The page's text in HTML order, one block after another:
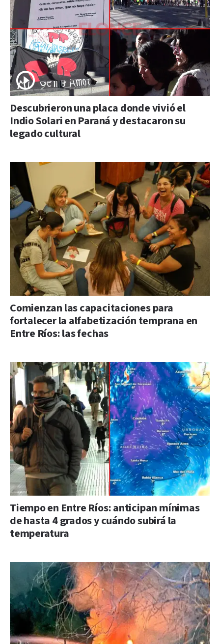
Descubrieron una placa donde vivió el
Indio Solari en Paraná y destacaron su
legado cultural
Comienzan las capacitaciones para
fortalecer la alfabetización temprana en
Entre Ríos: las fechas
Tiempo en Entre Ríos: anticipan mínimas
de hasta 4 grados y cuándo subirá la
temperatura